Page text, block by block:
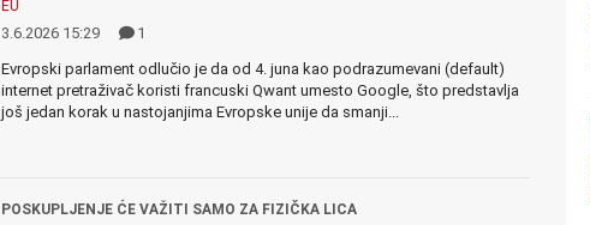
EU
3.6.2026 15:29
1
Evropski parlament odlučio je da od 4. juna kao podrazumevani (default)
internet pretraživač koristi francuski Qwant umesto Google, što predstavlja
još jedan korak u nastojanjima Evropske unije da smanji...
POSKUPLJENJE ĆE VAŽITI SAMO ZA FIZIČKA LICA